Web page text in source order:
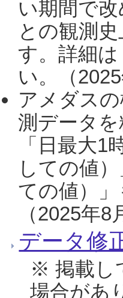
い期間で
との観測
す。詳細は
い。（2025
アメダス
測データ
「日最大
しての値
ての値）
（2025年8
データ修
※ 掲載し
場合があ